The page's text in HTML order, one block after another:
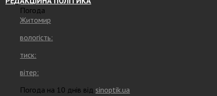
Погода
Житомир
вологість:
тиск:
вітер:
Погода на 10 днів від sinoptik.ua